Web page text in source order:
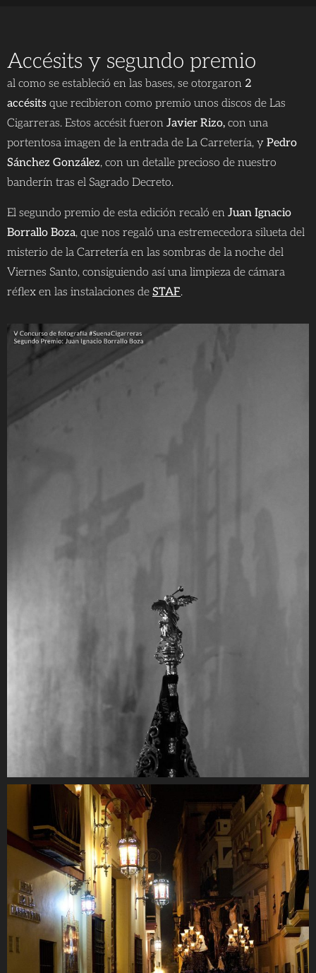
Accésits y segundo premio
al como se estableció en las bases, se otorgaron 2
accésits que recibieron como premio unos discos de Las
Cigarreras. Estos accésit fueron Javier Rizo, con una
portentosa imagen de la entrada de La Carretería, y Pedro
Sánchez González, con un detalle precioso de nuestro
banderín tras el Sagrado Decreto.
El segundo premio de esta edición recaló en Juan Ignacio
Borrallo Boza, que nos regaló una estremecedora silueta del
misterio de la Carretería en las sombras de la noche del
Viernes Santo, consiguiendo así una limpieza de cámara
réflex en las instalaciones de STAF.